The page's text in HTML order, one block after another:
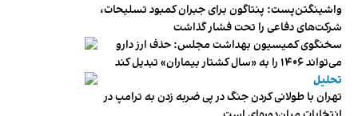
واشینگتن‌پست: پنتاگون برای جبران کمبود تسلیحات،
شرکت‌های دفاعی را تحت فشار گذاشت
سخنگوی کمیسیون بهداشت مجلس: حذف ارز دارو
می‌تواند ۱۴۰۶ را به «سال کشتار بیماران» تبدیل کند
تحلیل
تهران با طولانی کردن جنگ در پی ضربه زدن به ترامپ در